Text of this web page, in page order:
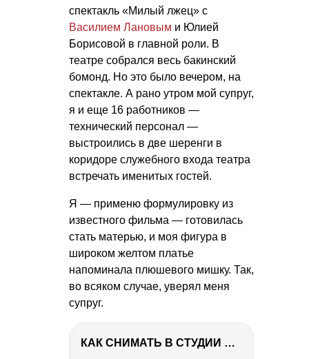
спектакль «Милый лжец» с
Василием Лановым и Юлией
Борисовой в главной роли. В
театре собрался весь бакинский
бомонд. Но это было вечером, на
спектакле. А рано утром мой супруг,
я и еще 16 работников —
технический персонал —
выстроились в две шеренги в
коридоре служебного входа театра
встречать именитых гостей.
Я — применю формулировку из
известного фильма — готовилась
стать матерью, и моя фигура в
широком желтом платье
напоминала плюшевого мишку. Так,
во всяком случае, уверял меня
супруг.
КАК СНИМАТЬ В СТУДИИ СО ВСПЫШКАМИ